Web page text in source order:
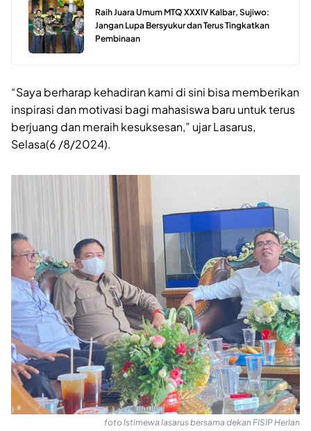
Raih Juara Umum MTQ XXXIV Kalbar, Sujiwo:
Jangan Lupa Bersyukur dan Terus Tingkatkan
Pembinaan
“Saya berharap kehadiran kami di sini bisa memberikan
inspirasi dan motivasi bagi mahasiswa baru untuk terus
berjuang dan meraih kesuksesan,” ujar Lasarus,
Selasa(6 /8/2024).
foto Istimewa lasarus bersama dekan FISIP Herlan